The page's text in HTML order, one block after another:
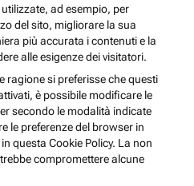
ad esempio, per
del sito, migliorare la sua
più accurata i contenuti e la
alle esigenze dei visitatori.
ragione si preferisse che questi
è possibile modificare le
secondo le modalità indicate
le preferenze del browser in
questa Cookie Policy. La non
compromettere alcune